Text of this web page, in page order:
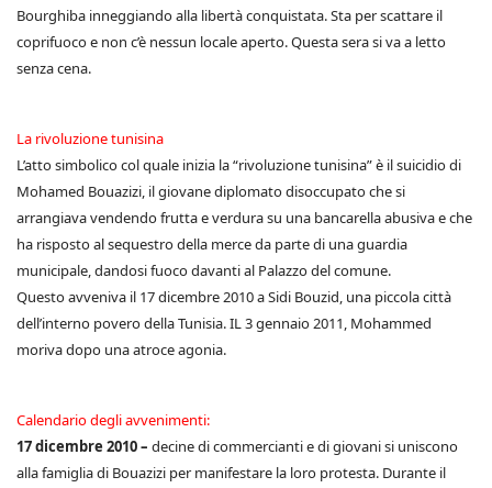
Bourghiba inneggiando alla libertà conquistata. Sta per scattare il
coprifuoco e non c’è nessun locale aperto. Questa sera si va a letto
senza cena.
La rivoluzione tunisina
L’atto simbolico col quale inizia la “rivoluzione tunisina” è il suicidio di
Mohamed Bouazizi, il giovane diplomato disoccupato che si
arrangiava vendendo frutta e verdura su una bancarella abusiva e che
ha risposto al sequestro della merce da parte di una guardia
municipale, dandosi fuoco davanti al Palazzo del comune.
Questo avveniva il 17 dicembre 2010 a Sidi Bouzid, una piccola città
dell’interno povero della Tunisia. IL 3 gennaio 2011, Mohammed
moriva dopo una atroce agonia.
Calendario degli avvenimenti:
17 dicembre 2010 – decine di commercianti e di giovani si uniscono
alla famiglia di Bouazizi per manifestare la loro protesta. Durante il